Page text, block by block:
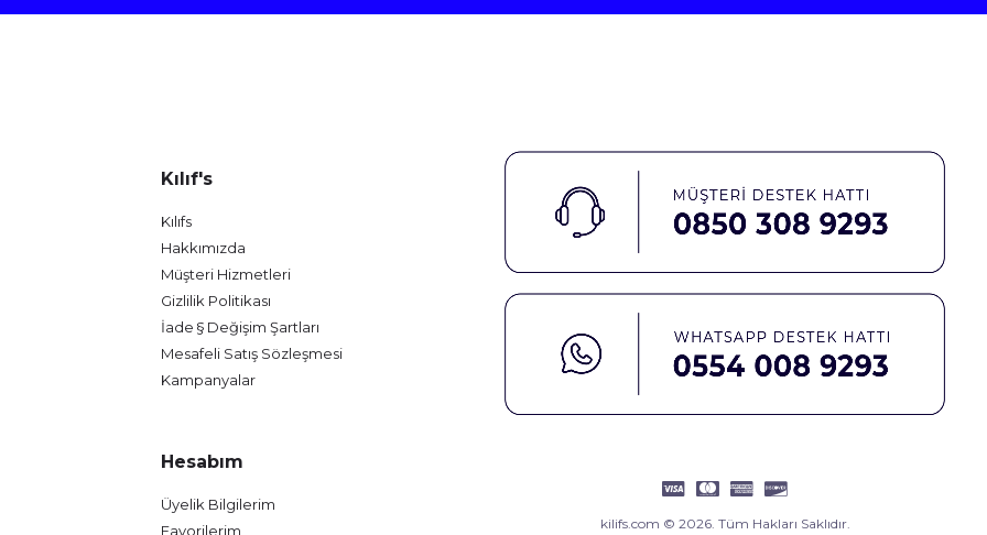
Kılıf's
Kılıfs
Hakkımızda
Müşteri Hizmetleri
Gizlilik Politikası
İade § Değişim Şartları
Mesafeli Satış Sözleşmesi
Kampanyalar
Hesabım
Üyelik Bilgilerim
Favorilerim
kilifs.com © 2026. Tüm Hakları Saklıdır.